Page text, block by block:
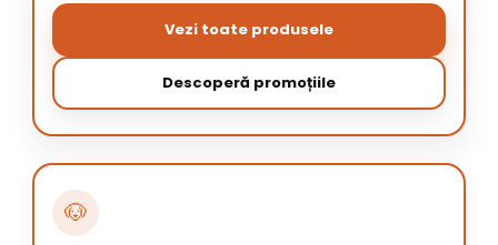
Vezi toate produsele
Descoperă promoțiile
🐶